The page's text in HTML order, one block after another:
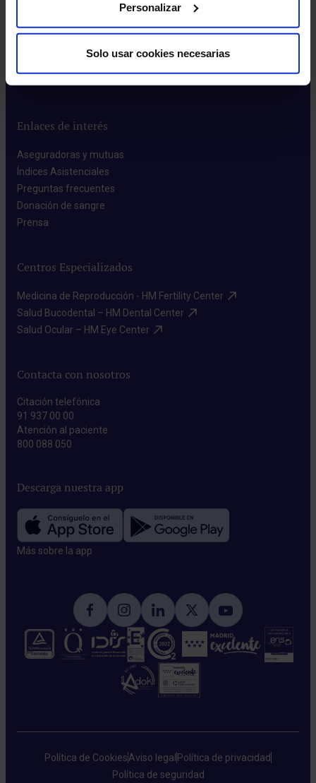
Personalizar
Solo usar cookies necesarias
Intranet HM Hospitales​
Enlaces de interés
Aseguradoras y mutuas​
Índices Asistenciales​
Preguntas frecuentes​
Donación de sangre​
Prensa​
Centros Especializados
Medicina de Reproducción - HM Fertility Center​
Salud Bucodental – HM Dental Center​
Salud Ocular – HM Eye Center​
Contacta con nosotros
Citación telefónica
91 937 00 00
Atención al paciente
800 088 050
Descarga nuestra app
Más sobre la app​
Política de CookiesAviso legal Política de privacidad
Política de seguridad